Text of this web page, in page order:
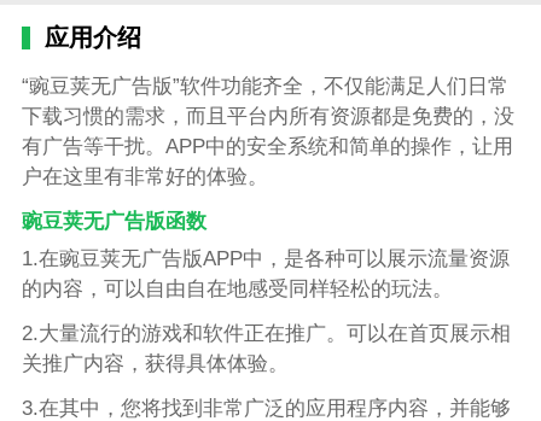
应用介绍
“豌豆荚无广告版”软件功能齐全，不仅能满足人们日常
下载习惯的需求，而且平台内所有资源都是免费的，没
有广告等干扰。APP中的安全系统和简单的操作，让用
户在这里有非常好的体验。
豌豆荚无广告版函数
1.在豌豆荚无广告版APP中，是各种可以展示流量资源
的内容，可以自由自在地感受同样轻松的玩法。
2.大量流行的游戏和软件正在推广。可以在首页展示相
关推广内容，获得具体体验。
3.在其中，您将找到非常广泛的应用程序内容，并能够